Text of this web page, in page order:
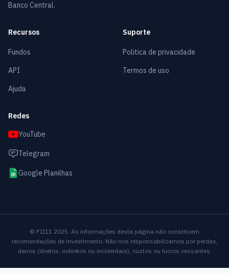
Banco Central.
Recursos
Fundos
API
Ajuda
Suporte
Politica de privacidade
Termos de uso
Redes
YouTube
Telegram
Google Planilhas
© FII11 2025. As informações desta página não constituem
recomendações de investimento. Não nos responsabilizamos por perdas,
danos (diretos, indiretos ou incidentais), custos ou lucros cessantes.